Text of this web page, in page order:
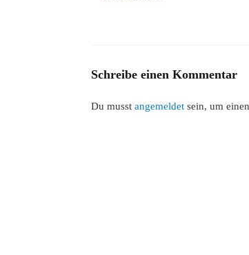
Schreibe einen Kommentar
Du musst angemeldet sein, um